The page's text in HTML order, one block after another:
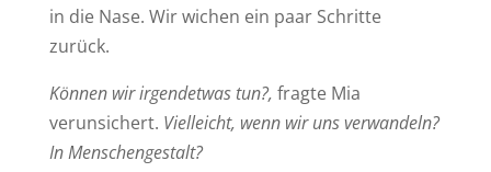
in die Nase. Wir wichen ein paar Schritte
zurück.
Können wir irgendetwas tun?, fragte Mia
verunsichert. Vielleicht, wenn wir uns verwandeln?
In Menschengestalt?